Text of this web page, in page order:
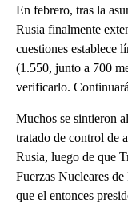
En febrero, tras la
Rusia finalmente
cuestiones establece
(1.550, junto a 700
verificarlo.
Muchos se sintieron
tratado de control de
Rusia, luego de que
Fuerzas Nucleares
que el entonces